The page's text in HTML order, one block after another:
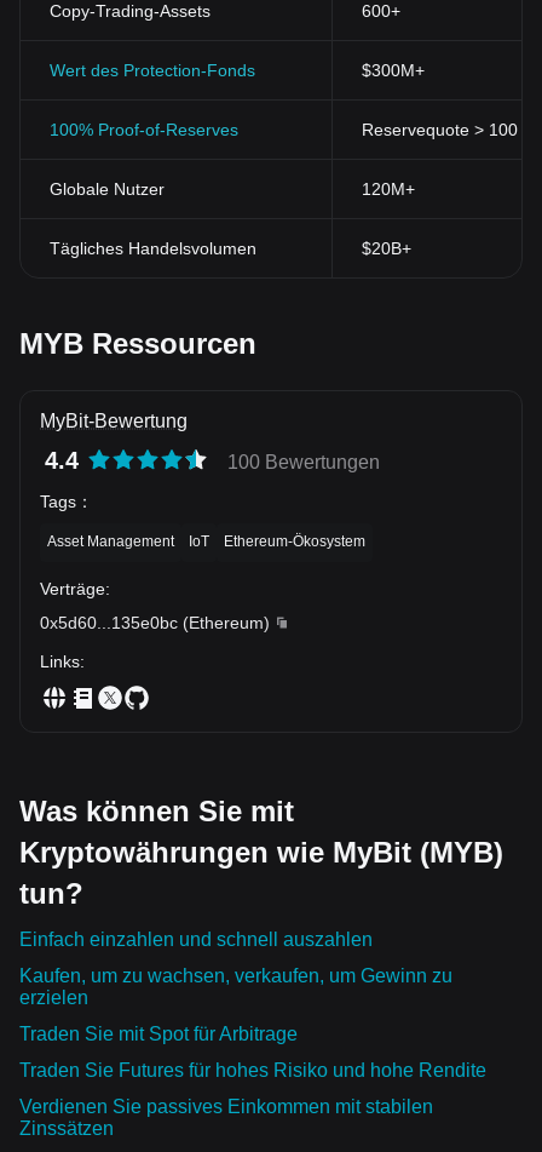
Copy-Trading-Assets 600+
Wert des Protection-Fonds $300M+
100% Proof-of-Reserves Reservequote > 100
Globale Nutzer 120M+
Tägliches Handelsvolumen $20B+
MYB Ressourcen
MyBit-Bewertung
4.4 100 Bewertungen
Tags ：
Asset Management IoT Ethereum-Ökosystem
Verträge:
0x5d60
135e0bc (Ethereum)
Links:
Was können Sie mit
Kryptowährungen wie MyBit (MYB)
tun?
Einfach einzahlen und schnell auszahlen
Kaufen, um zu wachsen, verkaufen, um Gewinn zu
erzielen
Traden Sie mit Spot für Arbitrage
Traden Sie Futures für hohes Risiko und hohe Rendite
Verdienen Sie passives Einkommen mit stabilen
Zinssätzen